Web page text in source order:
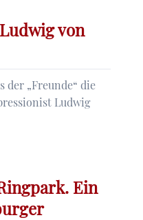
von
der „Freunde“ die
Ludwig
Ein